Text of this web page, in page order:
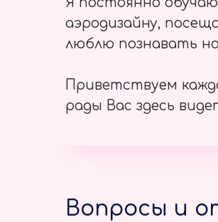
аэродизайну,
люблю познавать
Приветствуем
рады Вас здесь
Вопросы и